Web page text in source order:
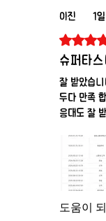
이진 1
별점 5점
슈퍼타
잘 받았습
두다 만족
응대도 잘
도움이